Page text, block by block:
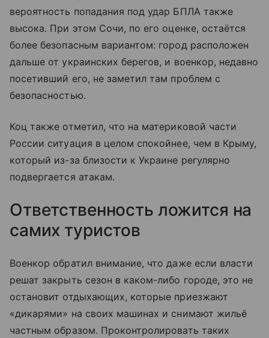
вероятность попадания под удар БПЛА также
высока. При этом Сочи, по его оценке, остаётся
более безопасным вариантом: город расположен
дальше от украинских берегов, и военкор, недавно
посетивший его, не заметил там проблем с
безопасностью.
Коц также отметил, что на материковой части
России ситуация в целом спокойнее, чем в Крыму,
который из-за близости к Украине регулярно
подвергается атакам.
Ответственность ложится на
самих туристов
Военкор обратил внимание, что даже если власти
решат закрыть сезон в каком-либо городе, это не
остановит отдыхающих, которые приезжают
«дикарями» на своих машинах и снимают жильё
частным образом. Проконтролировать таких